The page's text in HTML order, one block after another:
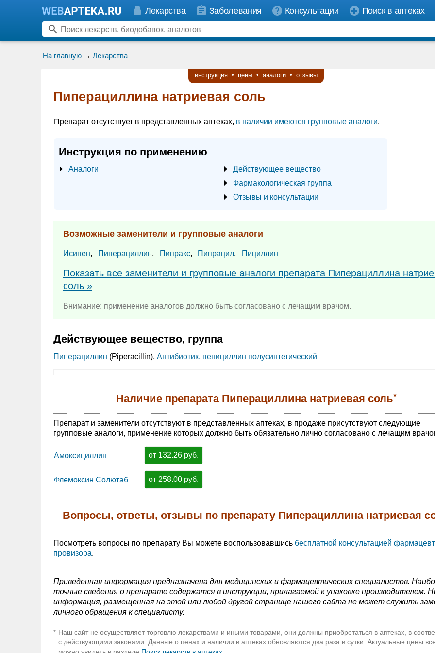
Лекарства Заболевания Консультации Поиск в аптеках
На главную → Лекарства
инструкция • цены • аналоги • отзывы
Пиперациллина натриевая соль
Препарат отсутствует в представленных аптеках, в наличии имеются групповые аналоги.
Инструкция по применению
Аналоги
Действующее вещество
Фармакологическая группа
Отзывы и консультации
Возможные заменители и групповые аналоги
Исипен, Пиперациллин, Пипракс, Пипрацил, Пициллин
Показать все заменители и групповые аналоги препарата Пиперациллина
соль »
Внимание: применение аналогов должно быть согласовано с лечащим врачом.
Действующее вещество, группа
Пиперациллин (Piperacillin), Антибиотик, пенициллин полусинтетический
Наличие препарата Пиперациллина натриевая соль*
Препарат и заменители отсутствуют в представленных аптеках, в продаже присутствуют следующие
групповые аналоги, применение которых должно быть обязательно лично согласовано с лечащим
Амоксициллин от 132.26 руб.
Флемоксин Солютаб от 258.00 руб.
Вопросы, ответы, отзывы по препарату Пиперациллина натриевая
Посмотреть вопросы по препарату Вы можете воспользовавшись бесплатной консультацией
провизора.
Приведенная информация предназначена для медицинских и фармацевтических специалистов.
точные сведения о препарате содержатся в инструкции, прилагаемой к упаковке производителем.
информация, размещенная на этой или любой другой странице нашего сайта не может служить
личного обращения к специалисту.
* Наш сайт не осуществляет торговлю лекарствами и иными товарами, они должны приобретаться в аптеках, в
с действующими законами. Данные о ценах и наличии в аптеках обновляются два раза в сутки. Актуальные цены
можно увидеть в разделе Поиск лекарств в аптеках